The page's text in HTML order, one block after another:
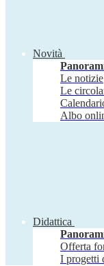
Novità
Le notizie
Le
Albo
Didattica
Offerta
I progetti